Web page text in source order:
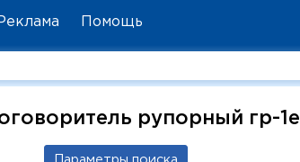
Реклама Помощь
рупорный гр-1е